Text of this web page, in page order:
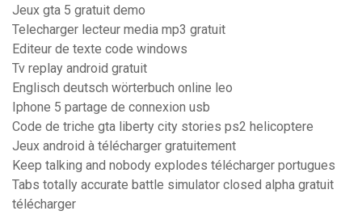
Jeux gta 5 gratuit demo
Telecharger lecteur media mp3 gratuit
Editeur de texte code windows
Tv replay android gratuit
Englisch deutsch wörterbuch online leo
Iphone 5 partage de connexion usb
Code de triche gta liberty city stories ps2 helicoptere
Jeux android à télécharger gratuitement
Keep talking and nobody explodes télécharger portugues
Tabs totally accurate battle simulator closed alpha gratuit
télécharger